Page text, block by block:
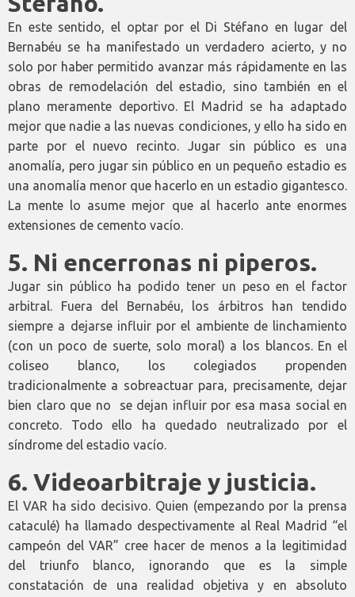
En este sentido, el optar por el Di Stéfano en lugar del
Bernabéu se ha manifestado un verdadero acierto, y no
solo por haber permitido avanzar más rápidamente en las
obras de remodelación del estadio, sino también en el
plano meramente deportivo. El Madrid se ha adaptado
mejor que nadie a las nuevas condiciones, y ello ha sido en
parte por el nuevo recinto. Jugar sin público es una
anomalía, pero jugar sin público en un pequeño estadio es
una anomalía menor que hacerlo en un estadio gigantesco.
La mente lo asume mejor que al hacerlo ante enormes
extensiones de cemento vacío.
5. Ni encerronas ni piperos.
Jugar sin público ha podido tener un peso en el factor
arbitral. Fuera del Bernabéu, los árbitros han tendido
siempre a dejarse influir por el ambiente de linchamiento
(con un poco de suerte, solo moral) a los blancos. En el
coliseo blanco, los colegiados propenden
tradicionalmente a sobreactuar para, precisamente, dejar
bien claro que no
se dejan influir por esa masa social en
concreto. Todo ello ha quedado neutralizado por el
síndrome del estadio vacío.
6. Videoarbitraje y justicia.
El VAR ha sido decisivo. Quien (empezando por la prensa
cataculé) ha llamado despectivamente al Real Madrid “el
campeón del VAR” cree hacer de menos a la legitimidad
del triunfo blanco, ignorando que es la simple
constatación de una realidad objetiva y en absoluto